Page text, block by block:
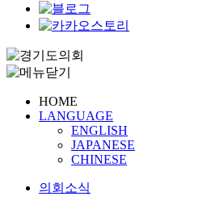
HOME
LANGUAGE
ENGLISH
JAPANESE
CHINESE
의회소식